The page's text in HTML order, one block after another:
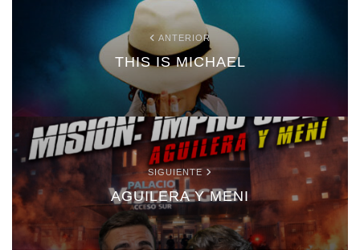
ANTERIOR
THIS IS MICHAEL
SIGUIENTE
AGUILERA Y MENI